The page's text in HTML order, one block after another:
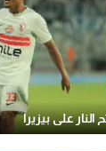
النار على بيزيرا